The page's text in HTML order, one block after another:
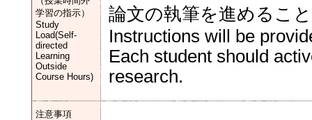
学習の指示）
Study
Load(Self-
directed
Learning
Outside
Course Hours)
論文の執筆を進めるこ
Instructions will be
Each student should
research.
注意事項